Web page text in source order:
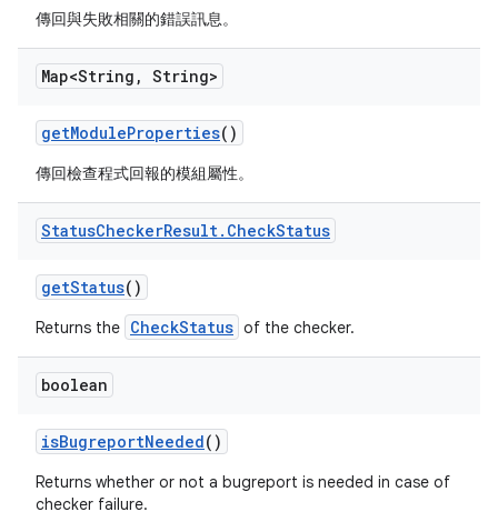
傳回與失敗相關的錯誤訊息。
Map<String , String>
getModuleProperties()
傳回檢查程式回報的模組屬性。
StatusCheckerResult. CheckStatus
getStatus()
Returns the CheckStatus of the checker.
boolean
isBugreportNeeded()
Returns whether or not a bugreport is needed in case of
checker failure.